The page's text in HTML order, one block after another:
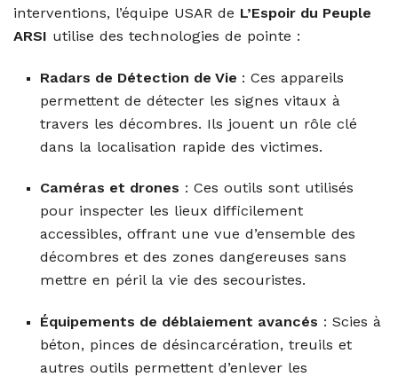
interventions, l’équipe USAR de L’Espoir du Peuple
ARSI utilise des technologies de pointe :
Radars de Détection de Vie : Ces appareils
permettent de détecter les signes vitaux à
travers les décombres. Ils jouent un rôle clé
dans la localisation rapide des victimes.
Caméras et drones : Ces outils sont utilisés
pour inspecter les lieux difficilement
accessibles, offrant une vue d’ensemble des
décombres et des zones dangereuses sans
mettre en péril la vie des secouristes.
Équipements de déblaiement avancés : Scies à
béton, pinces de désincarcération, treuils et
autres outils permettent d’enlever les